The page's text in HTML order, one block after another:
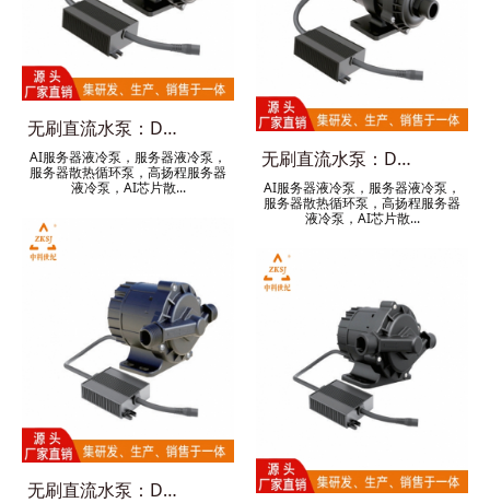
无刷直流水泵：DC95G新款
AI服务器液冷泵，服务器液冷泵，
服务器散热循环泵，高扬程服务器
液冷泵，AI芯片散...
无刷直流水泵：DC95D新款
AI服务器液冷泵，服务器液冷泵，
服务器散热循环泵，高扬程服务器
液冷泵，AI芯片散...
无刷直流水泵：DC65C新款